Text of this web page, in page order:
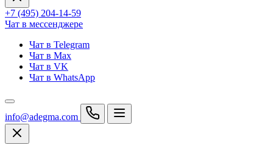
+7 (495) 204-14-59
Чат в мессенджере
Чат в Telegram
Чат в Max
Чат в VK
Чат в WhatsApp
info@adegma.com